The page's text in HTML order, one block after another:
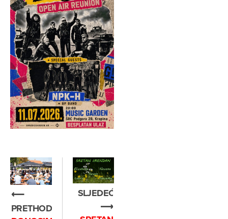
⟵
PRETHODNO
SLJEDEĆE
⟶